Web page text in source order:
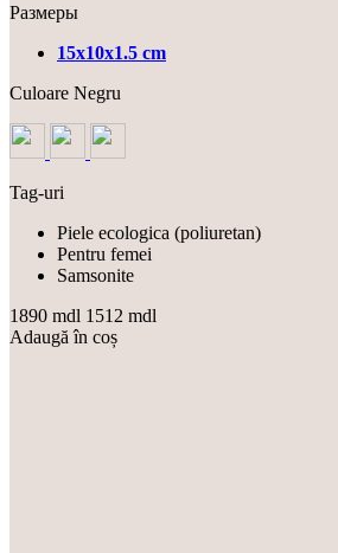
Размеры
15x10x1.5 cm
Culoare Negru
Tag-uri
Piele ecologica (poliuretan)
Pentru femei
Samsonite
1890 mdl 1512 mdl
Adaugă în coș